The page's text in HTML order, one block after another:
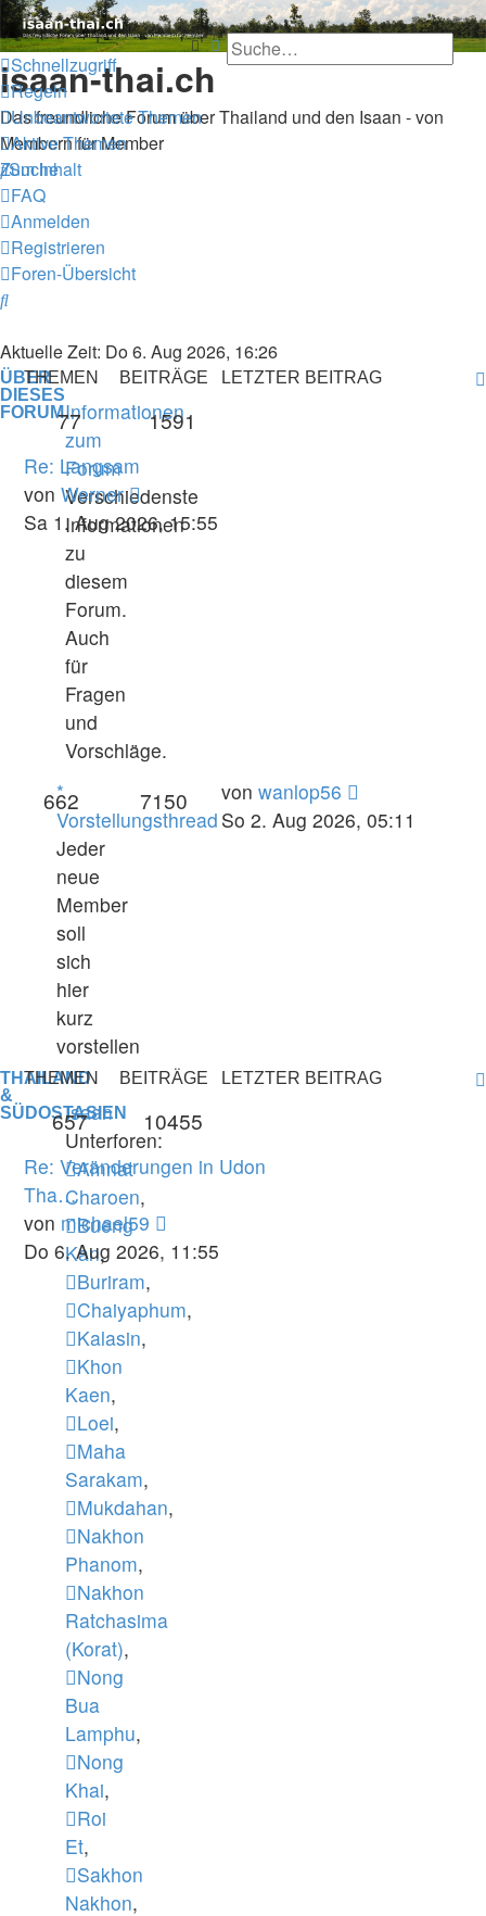
SucheErweiterte Suche
Thailand & Isaan Forum -
isaan-thai.ch
Das freundliche Forum über Thailand und den Isaan - von
Membern für Member
Zum Inhalt
Schnellzugriff
Regeln
Unbeantwortete Themen
Aktive Themen
Suche
FAQ
Anmelden
Registrieren
Foren-Übersicht
Suche
Aktuelle Zeit: Do 6. Aug 2026, 16:26
ÜBER
DIESES
FORUM
THEMEN BEITRÄGE LETZTER BEITRAG
Informationen
zum
Forum
Verschiedenste
Informationen
zu
diesem
Forum.
Auch
für
Fragen
und
Vorschläge.
77 1591
Re: Langsam
von Werner Neuester
Beitrag
Sa 1. Aug 2026, 15:55
*
Vorstellungsthread
Jeder
neue
Member
soll
sich
hier
kurz
vorstellen
662 7150 von wanlop56
Beitrag
So 2. Aug 2026, 05:11
THAILAND
&
SÜDOSTASIEN
THEMEN BEITRÄGE LETZTER BEITRAG
Isaan
Unterforen:
Amnat
Charoen,
Bueng
Kan,
Buriram,
Chaiyaphum,
Kalasin,
Khon
Kaen,
Loei,
Maha
Sarakam,
Mukdahan,
Nakhon
Phanom,
Nakhon
Ratchasima
(Korat),
Nong
Bua
Lamphu,
Nong
Khai,
Roi
Et,
Sakhon
Nakhon,
657 10455
Re: Veränderungen in Udon
Tha…
von michael59
Beitrag
Do 6. Aug 2026, 11:55